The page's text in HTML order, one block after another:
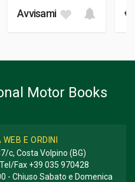
Avvisami €
Motor Books
E ORDINI
c, Costa Volpino (BG)
Fax +39 035 970428
- Chiuso Sabato e Domenica